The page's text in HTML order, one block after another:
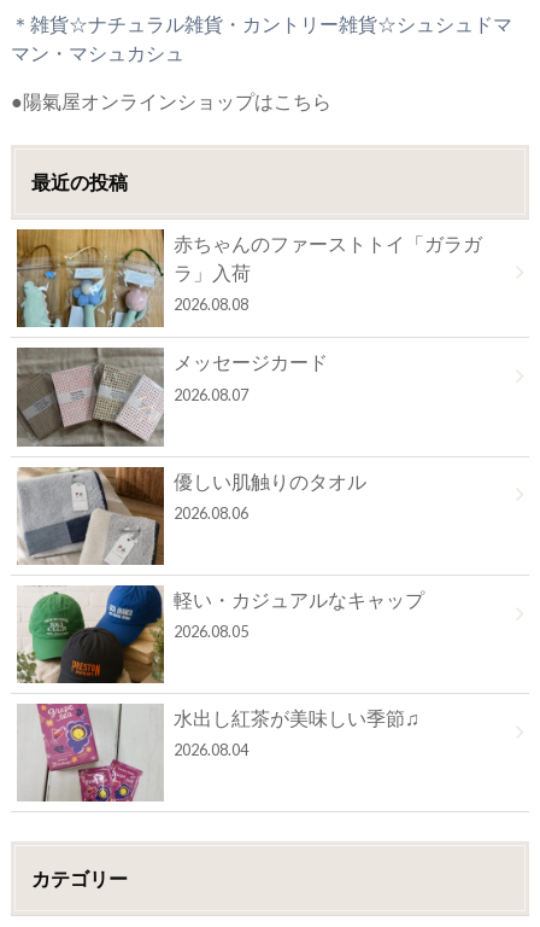
＊雑貨☆ナチュラル雑貨・カントリー雑貨☆シュシュドマ
マン・マシュカシュ
●陽氣屋オンラインショップはこちら
最近の投稿
赤ちゃんのファーストトイ「ガラガ
ラ」入荷
2026.08.08
メッセージカード
2026.08.07
優しい肌触りのタオル
2026.08.06
軽い・カジュアルなキャップ
2026.08.05
水出し紅茶が美味しい季節♫
2026.08.04
カテゴリー